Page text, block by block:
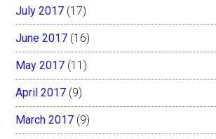
July 2017 (17)
June 2017 (16)
May 2017 (11)
April 2017 (9)
March 2017 (9)